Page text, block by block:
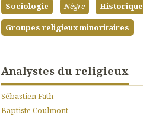
Sociologie
Nègre
Historique
Groupes religieux minoritaires
Analystes du religieux
Sébastien Fath
Baptiste Coulmont